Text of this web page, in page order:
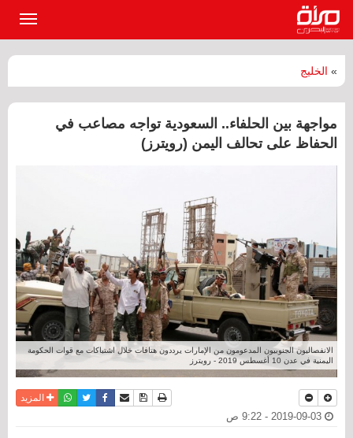
» الخليج
مواجهة بين الحلفاء.. السعودية تواجه مصاعب في
الحفاظ على تحالف اليمن (رويترز)
الانفصاليون الجنوبيون المدعومون من الإمارات يرددون هتافات خلال اشتباكات مع قوات الحكومة
اليمنية في عدن 10 أغسطس 2019 - رويترز
نسخة للطباعة
حفظ الموضوع
أرسل الى صديق
فيسبوكتويترواتسابالمزيد